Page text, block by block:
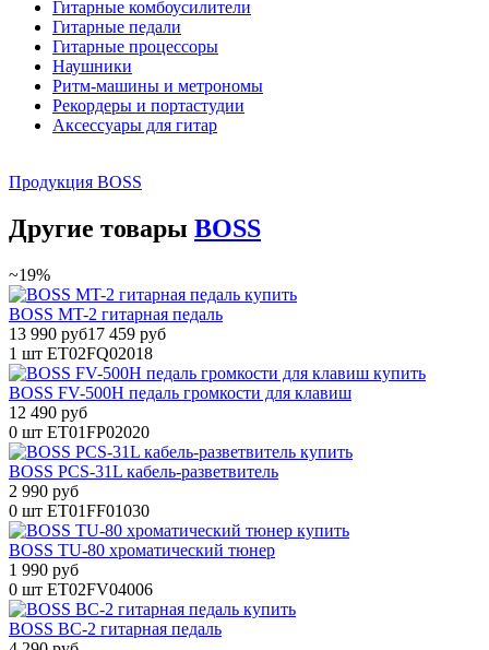
Гитарные комбоусилители
Гитарные педали
Гитарные процессоры
Наушники
Ритм-машины и метрономы
Рекордеры и портастудии
Аксессуары для гитар
Продукция BOSS
Другие товары BOSS
~19%
BOSS MT-2 гитарная педаль
13 990 руб17 459 руб
1 шт ET02FQ02018
BOSS FV-500H педаль громкости для клавиш
12 490 руб
0 шт ET01FP02020
BOSS PCS-31L кабель-разветвитель
2 990 руб
0 шт ET01FF01030
BOSS TU-80 хроматический тюнер
1 990 руб
0 шт ET02FV04006
BOSS BC-2 гитарная педаль